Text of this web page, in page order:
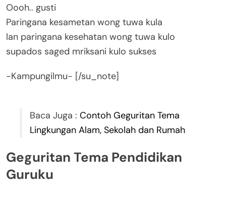
Oooh.. gusti
Paringana kesametan wong tuwa kula
lan paringana kesehatan wong tuwa kulo
supados saged mriksani kulo sukses
-Kampungilmu- [/su_note]
Baca Juga : Contoh Geguritan Tema
Lingkungan Alam, Sekolah dan Rumah
Geguritan Tema Pendidikan
Guruku